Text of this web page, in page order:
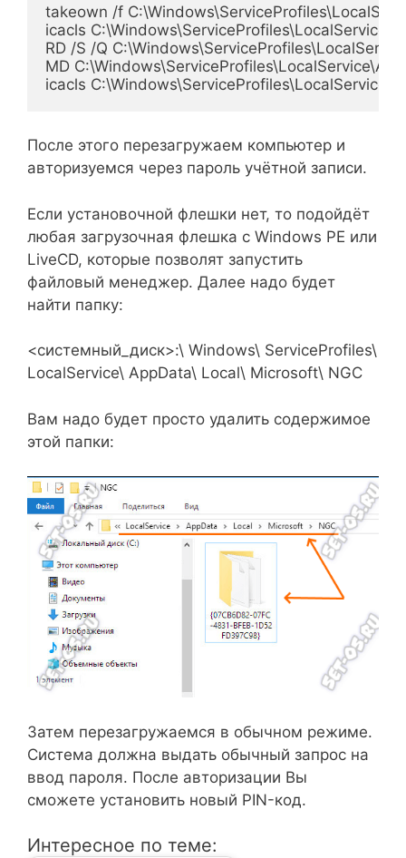
takeown /f
icacls
RD /S /Q
MD
icacls
После этого перезагружаем компьютер и
авторизуемся через пароль учётной записи.
Если установочной флешки нет, то подойдёт
любая загрузочная флешка с Windows PE или
LiveCD, которые позволят запустить
файловый менеджер. Далее надо будет
найти папку:
<системный_диск>:\ Windows\ ServiceProfiles\
LocalService\ AppData\ Local\ Microsoft\ NGC
Вам надо будет просто удалить содержимое
этой папки:
Затем перезагружаемся в обычном режиме.
Система должна выдать обычный запрос на
ввод пароля. После авторизации Вы
сможете установить новый PIN-код.
Интересное по теме: